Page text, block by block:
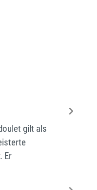
gilt als
Er